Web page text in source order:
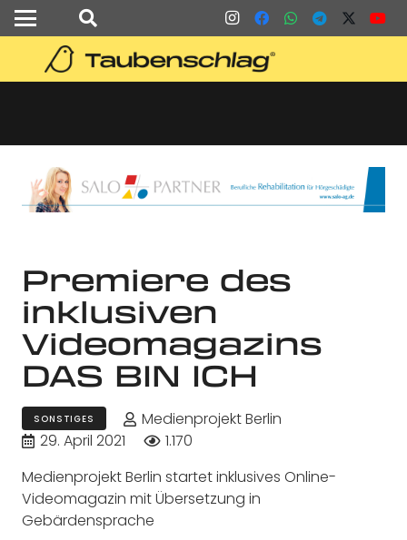
Premiere des
inklusiven
Videomagazins
DAS BIN ICH
SONSTIGES
Medienprojekt Berlin
29. April 2021
1.170
Medienprojekt Berlin startet inklusives Online-
Videomagazin mit Übersetzung in
Gebärdensprache